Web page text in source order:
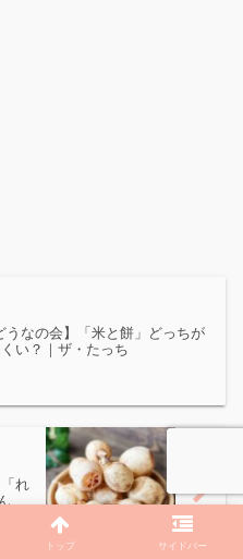
うなの会】「米と餅」どっちが
い？｜ザ・たっち
れ
トップ サイドバー